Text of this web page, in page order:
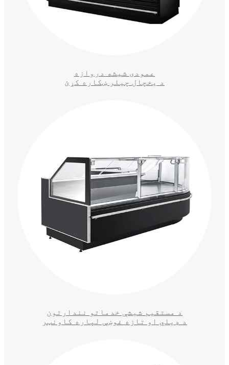
عمودی شیشه دروازه
د یخچال چیلر ښکاره کړئ
د مستقیم شیشې خدماتو نندارتون
د ډیلي او تازه غوښې لپاره کاونټر